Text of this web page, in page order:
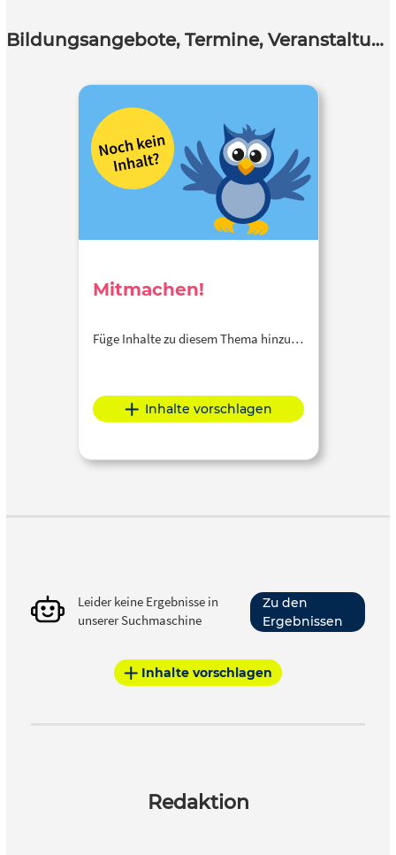
Bildungsangebote, Termine, Veranstaltungen
Mitmachen!
Füge Inhalte zu diesem Thema hinzu…
Inhalte vorschlagen
Leider keine Ergebnisse in
unserer Suchmaschine
Zu den
Ergebnissen
Inhalte vorschlagen
Redaktion